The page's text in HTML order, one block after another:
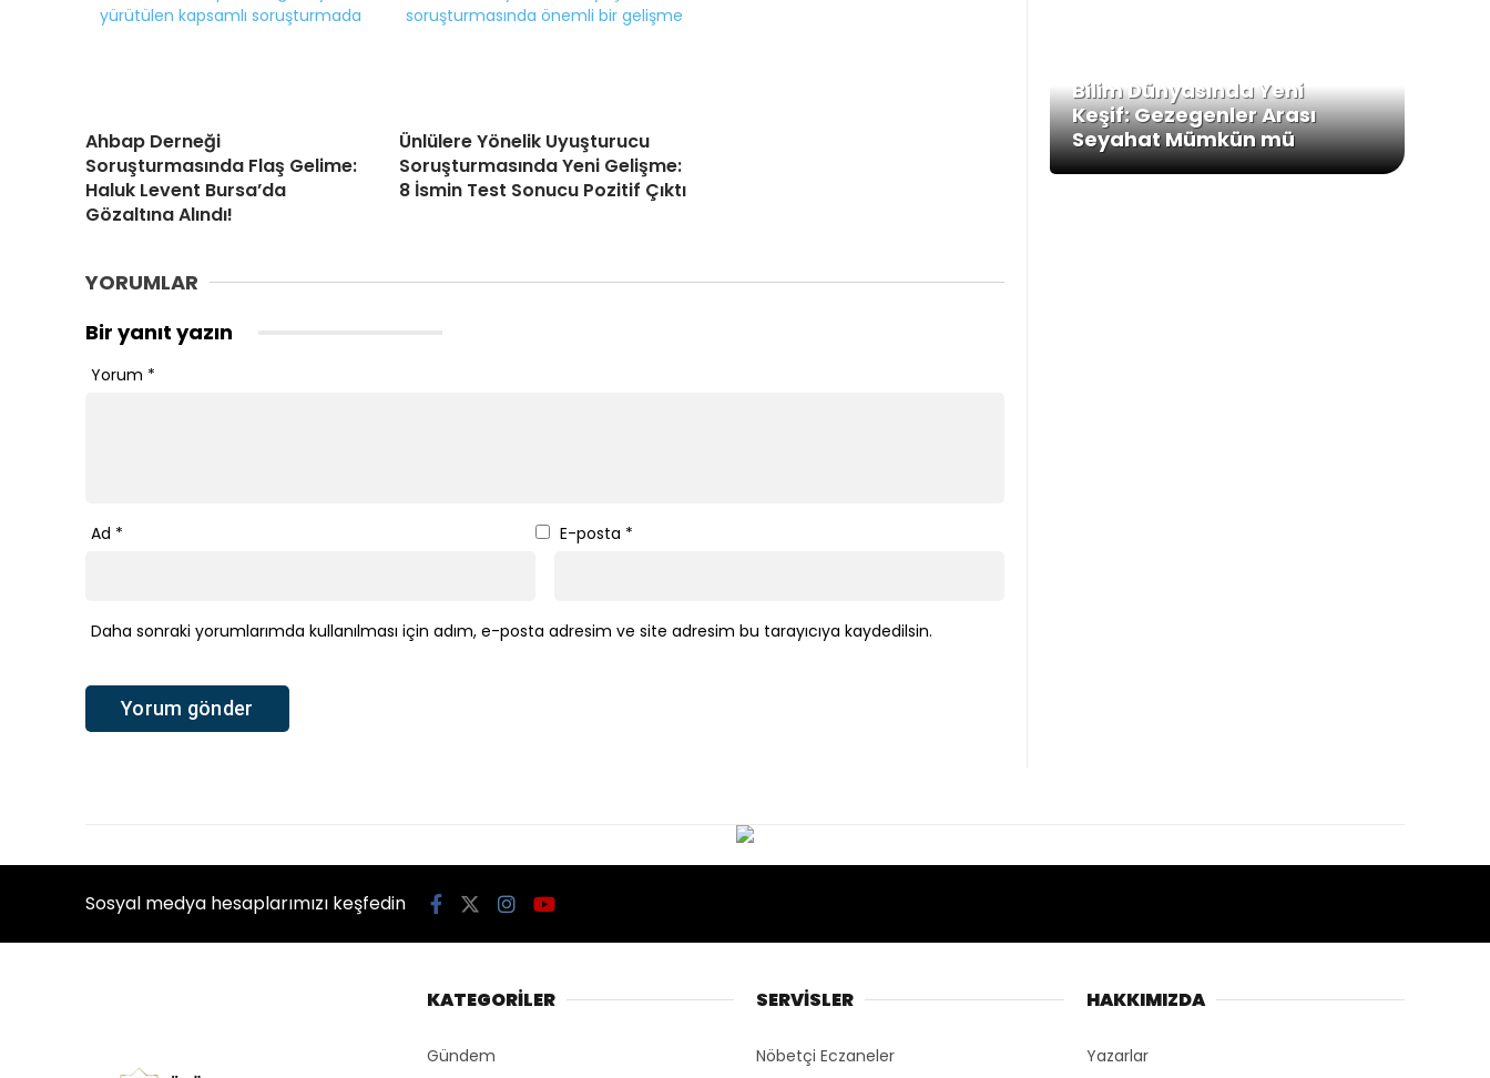
Ahbap Derneği
Soruşturmasında Flaş Gelime:
Haluk Levent Bursa’da
Gözaltına Alındı!
Ünlülere Yönelik Uyuşturucu
Soruşturmasında Yeni Gelişme:
8 İsmin Test Sonucu Pozitif Çıktı
YORUMLAR
Bir yanıt yazın
Yorum *
Ad * E-posta *
Daha sonraki yorumlarımda kullanılması için adım, e-posta adresim ve site adresim bu tarayıcıya kaydedilsin.
Bilim Dünyasında Yeni
Keşif: Gezegenler Arası
Seyahat Mümkün mü
Sosyal medya hesaplarımızı keşfedin
KATEGORİLER
Gündem
SERVİSLER
Nöbetçi Eczaneler
HAKKIMIZDA
Yazarlar